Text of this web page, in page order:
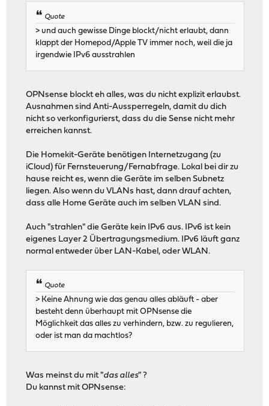
Quote
> und auch gewisse Dinge blockt/nicht erlaubt, dann
klappt der Homepod/Apple TV immer noch, weil die ja
irgendwie IPv6 ausstrahlen
OPNsense blockt eh alles, was du nicht explizit erlaubst.
Ausnahmen sind Anti-Aussperregeln, damit du dich
nicht so verkonfigurierst, dass du die Sense nicht mehr
erreichen kannst.
Die Homekit-Geräte benötigen Internetzugang (zu
iCloud) für Fernsteuerung/Fernabfrage. Lokal bei dir zu
hause reicht es, wenn die Geräte im selben Subnetz
liegen. Also wenn du VLANs hast, dann drauf achten,
dass alle Home Geräte auch im selben VLAN sind.
Auch "strahlen" die Geräte kein IPv6 aus. IPv6 ist kein
eigenes Layer 2 Übertragungsmedium. IPv6 läuft ganz
normal entweder über LAN-Kabel, oder WLAN.
Quote
> Keine Ahnung wie das genau alles abläuft - aber
besteht denn überhaupt mit OPNsense die
Möglichkeit das alles zu verhindern, bzw. zu regulieren,
oder ist man da machtlos?
Was meinst du mit "das alles" ?
Du kannst mit OPNsense: